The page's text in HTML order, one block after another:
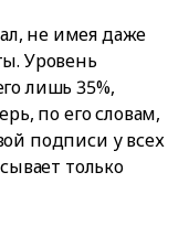
не имея даже
Уровень
лишь 35%,
по его словам,
подписи у всех
только